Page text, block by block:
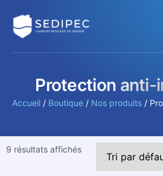
Protection anti-
Accueil / Boutique / Nos produits /
9 résultats affichés